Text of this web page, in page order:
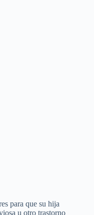
para que su hija
u otro trastorno